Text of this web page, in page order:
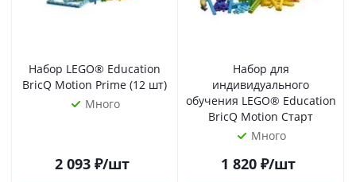
Набор LEGO® Education
BricQ Motion Prime (12 шт)
Много
2 093₽/шт
Набор для
индивидуального
обучения LEGO® Education
BricQ Motion Старт
Много
1 820₽/шт